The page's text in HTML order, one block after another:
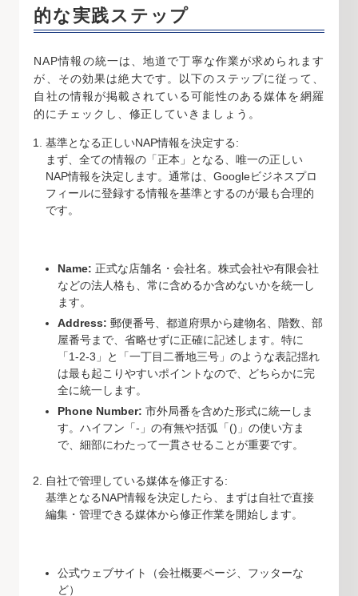
的な実践ステップ
NAP情報の統一は、地道で丁寧な作業が求められます
が、その効果は絶大です。以下のステップに従って、
自社の情報が掲載されている可能性のある媒体を網羅
的にチェックし、修正していきましょう。
基準となる正しいNAP情報を決定する:
まず、全ての情報の「正本」となる、唯一の正しい
NAP情報を決定します。通常は、Googleビジネスプロ
フィールに登録する情報を基準とするのが最も合理的
です。
Name: 正式な店舗名・会社名。株式会社や有限会社
などの法人格も、常に含めるか含めないかを統一し
ます。
Address: 郵便番号、都道府県から建物名、階数、部
屋番号まで、省略せずに正確に記述します。特に
「1-2-3」と「一丁目二番地三号」のような表記揺れ
は最も起こりやすいポイントなので、どちらかに完
全に統一します。
Phone Number: 市外局番を含めた形式に統一しま
す。ハイフン「-」の有無や括弧「()」の使い方ま
で、細部にわたって一貫させることが重要です。
自社で管理している媒体を修正する:
基準となるNAP情報を決定したら、まずは自社で直接
編集・管理できる媒体から修正作業を開始します。
公式ウェブサイト（会社概要ページ、フッターな
ど）